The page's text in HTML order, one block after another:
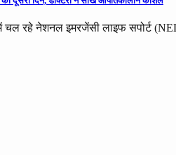
रहे नेशनल इमरजेंसी लाइफ सपोर्ट